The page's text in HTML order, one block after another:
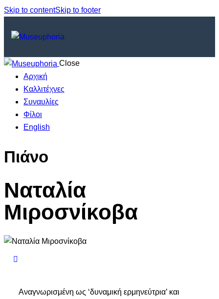
Skip to contentSkip to footer
Close
Αρχική
Καλλιτέχνες
Συναυλίες
Φίλοι
English
Πιάνο
Ναταλία
Μιροσνίκοβα
Αναγνωρισμένη ως ‘δυναμική ερμηνεύτρια’ και